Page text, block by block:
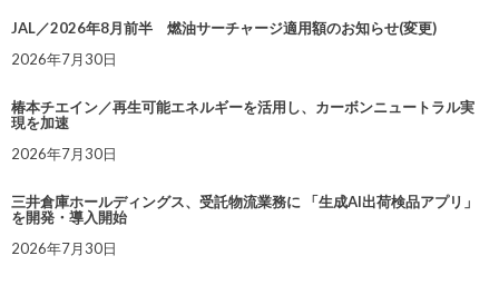
JAL／2026年8月前半 燃油サーチャージ適用額のお知らせ(変更)
2026年7月30日
椿本チエイン／再生可能エネルギーを活用し、カーボンニュートラル実
現を加速
2026年7月30日
三井倉庫ホールディングス、受託物流業務に 「生成AI出荷検品アプリ」
を開発・導入開始
2026年7月30日